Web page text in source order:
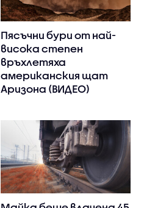
Пясъчни бури от най-
висока степен
връхлетяха
американския щат
Аризона (ВИДЕО)